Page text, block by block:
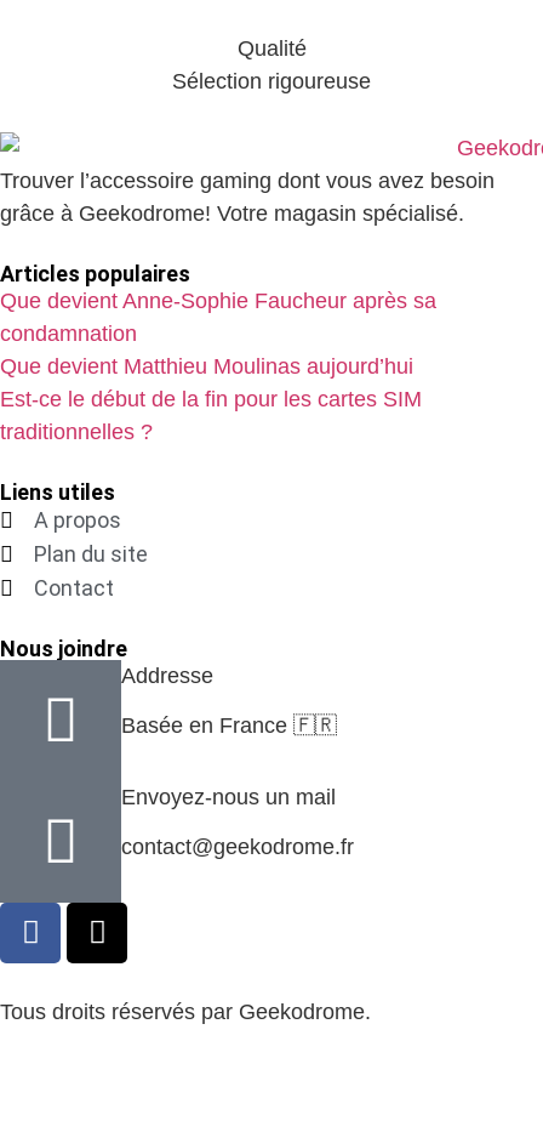
Qualité
Sélection rigoureuse
Trouver l’accessoire gaming dont vous avez besoin
grâce à Geekodrome! Votre magasin spécialisé.
Articles populaires
Que devient Anne-Sophie Faucheur après sa
condamnation
Que devient Matthieu Moulinas aujourd’hui
Est-ce le début de la fin pour les cartes SIM
traditionnelles ?
Liens utiles
A propos
Plan du site
Contact
Nous joindre
Addresse
Basée en France 🇫🇷
Envoyez-nous un mail
contact@geekodrome.fr
Tous droits réservés par Geekodrome.